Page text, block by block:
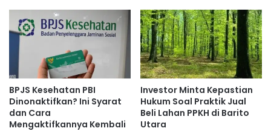
BPJS Kesehatan PBI
Dinonaktifkan? Ini Syarat
dan Cara
Mengaktifkannya Kembali
Investor Minta Kepastian
Hukum Soal Praktik Jual
Beli Lahan PPKH di Barito
Utara